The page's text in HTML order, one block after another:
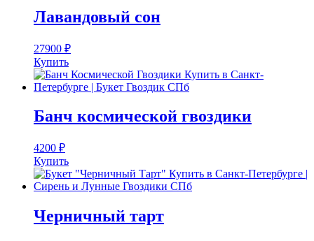
Лавандовый сон
27900 ₽
Купить
Банч космической гвоздики
4200 ₽
Купить
Черничный тарт